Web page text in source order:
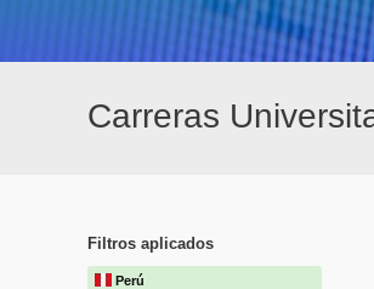
Carreras
Filtros aplicados
Perú